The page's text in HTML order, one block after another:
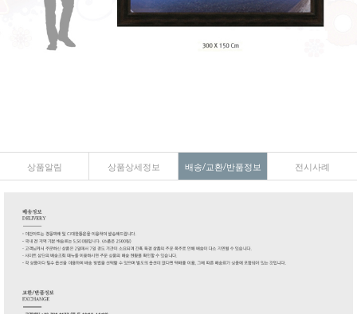
상품알림 상품상세정보 배송/교환/반품정보 전시사례